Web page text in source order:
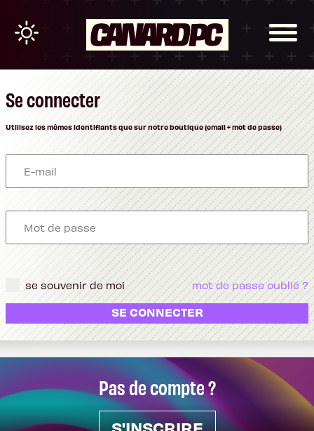
Pas de compte ?
Se connecter
Utilisez les mêmes identifiants que sur notre boutique (email + mot de passe)
se souvenir de moi mot de passe oublié ?
SE CONNECTER